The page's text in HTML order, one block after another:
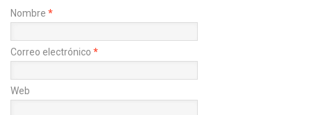
Nombre *
Correo electrónico *
Web